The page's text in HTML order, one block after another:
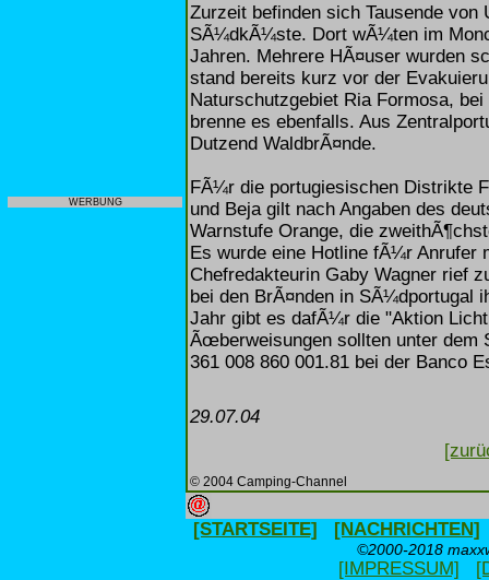
WERBUNG
Zurzeit befinden sich Tausende
SÃ¼dkÃ¼ste. Dort wÃ¼ten im
Jahren. Mehrere HÃ¤user wurden
stand bereits kurz vor der
Naturschutzgebiet Ria Formosa,
brenne es ebenfalls. Aus
Dutzend WaldbrÃ¤nde.
FÃ¼r die portugiesischen Distrikte
und Beja gilt nach Angaben des
Warnstufe Orange, die
Es wurde eine Hotline fÃ¼r Anrufer
Chefredakteurin Gaby Wagner rief
bei den BrÃ¤nden in SÃ¼dportugal
Jahr gibt es dafÃ¼r die "Aktion
Ãœberweisungen sollten unter dem
361 008 860 001.81 bei der Banco
29.07.04
© 2004 Camping-Channel
[STARTSEITE] [NACHRICHTEN]
©2000-2018
[IMPRESSUM]